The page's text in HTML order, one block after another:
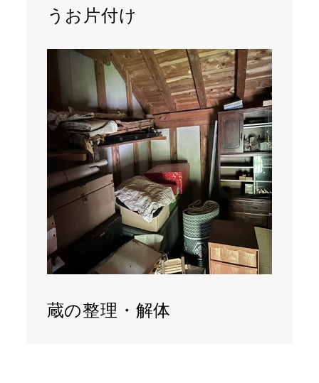
うお片付け
蔵の整理・解体